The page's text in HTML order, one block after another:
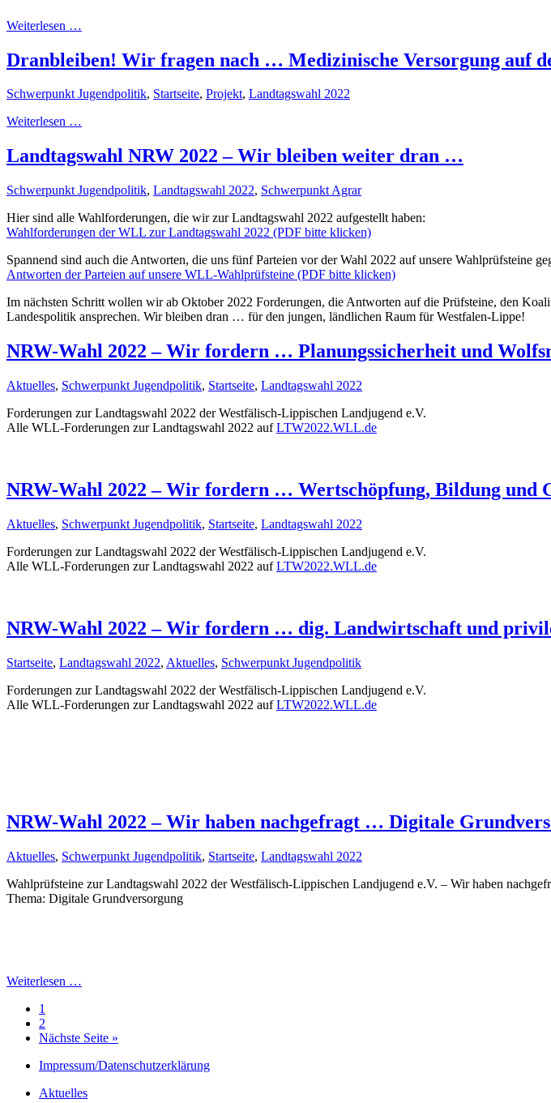
Weiterlesen …
Dranbleiben! Wir fragen nach … Medizinische Versorgung auf
Schwerpunkt Jugendpolitik, Startseite, Projekt, Landtagswahl 2022
Weiterlesen …
Landtagswahl NRW 2022 – Wir bleiben weiter dran …
Schwerpunkt Jugendpolitik, Landtagswahl 2022, Schwerpunkt Agrar
Hier sind alle Wahlforderungen, die wir zur Landtagswahl 2022 aufgestellt haben:
Wahlforderungen der WLL zur Landtagswahl 2022 (PDF bitte klicken)
Spannend sind auch die Antworten, die uns fünf Parteien vor der Wahl 2022 auf unsere Wahlprüfsteine
Antworten der Parteien auf unsere WLL-Wahlprüfsteine (PDF bitte klicken)
Im nächsten Schritt wollen wir ab Oktober 2022 Forderungen, die Antworten auf die Prüfsteine, den
Landespolitik ansprechen. Wir bleiben dran … für den jungen, ländlichen Raum für Westfalen-Lippe!
NRW-Wahl 2022 – Wir fordern … Planungssicherheit und
Aktuelles, Schwerpunkt Jugendpolitik, Startseite, Landtagswahl 2022
Forderungen zur Landtagswahl 2022 der Westfälisch-Lippischen Landjugend e.V.
Alle WLL-Forderungen zur Landtagswahl 2022 aufLTW2022.WLL.de
NRW-Wahl 2022 – Wir fordern … Wertschöpfung, Bildung und
Aktuelles, Schwerpunkt Jugendpolitik, Startseite, Landtagswahl 2022
Forderungen zur Landtagswahl 2022 der Westfälisch-Lippischen Landjugend e.V.
Alle WLL-Forderungen zur Landtagswahl 2022 aufLTW2022.WLL.de
NRW-Wahl 2022 – Wir fordern … dig. Landwirtschaft und
Startseite, Landtagswahl 2022, Aktuelles, Schwerpunkt Jugendpolitik
Forderungen zur Landtagswahl 2022 der Westfälisch-Lippischen Landjugend e.V.
Alle WLL-Forderungen zur Landtagswahl 2022 aufLTW2022.WLL.de
NRW-Wahl 2022 – Wir haben nachgefragt … Digitale
Aktuelles, Schwerpunkt Jugendpolitik, Startseite, Landtagswahl 2022
Wahlprüfsteine zur Landtagswahl 2022 der Westfälisch-Lippischen Landjugend e.V. – Wir haben
Thema: Digitale Grundversorgung
Weiterlesen …
1
2
Nächste Seite »
Impressum/Datenschutzerklärung
Aktuelles